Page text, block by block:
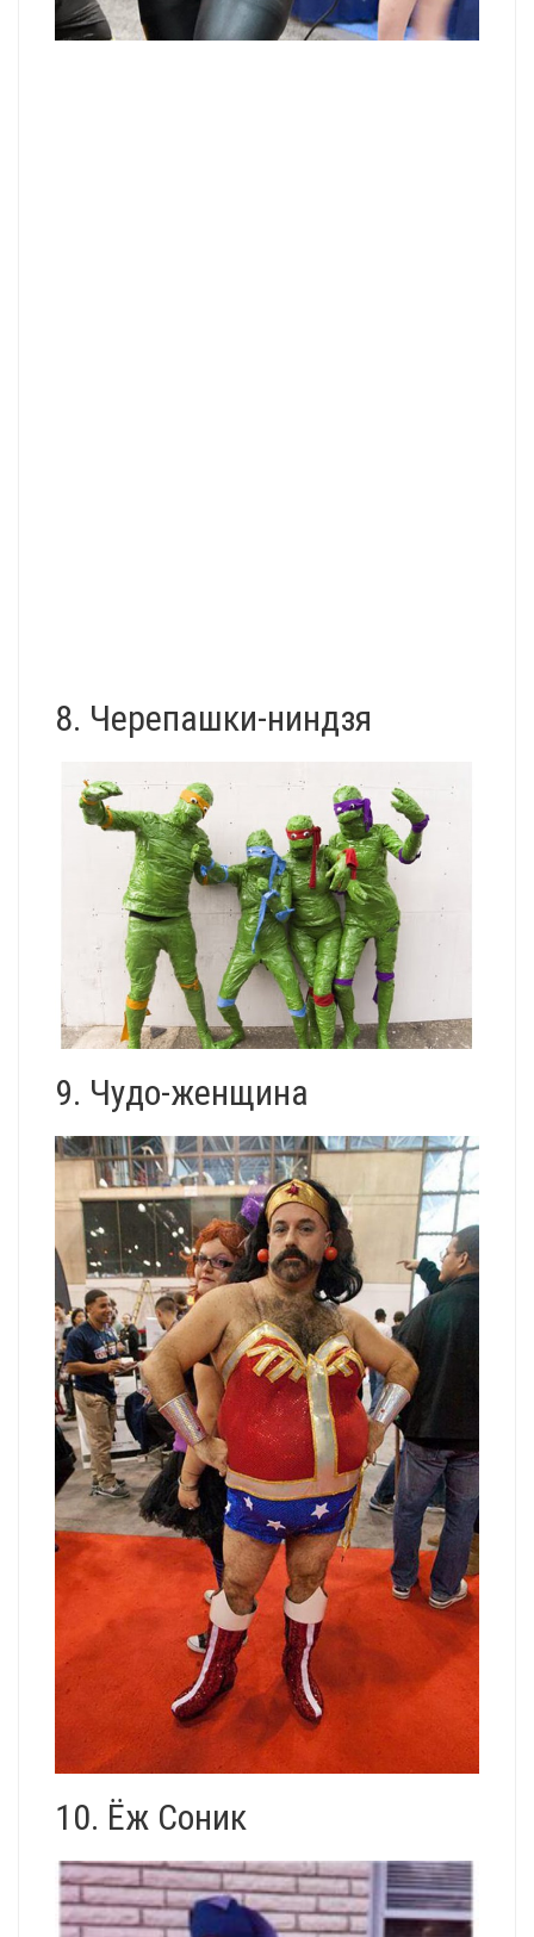
8. Черепашки-ниндзя
9. Чудо-женщина
10. Ёж Соник